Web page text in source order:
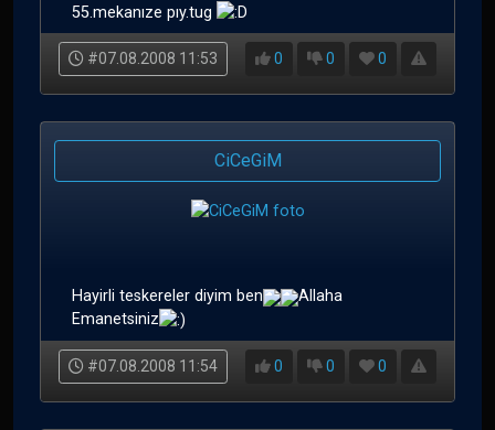
55.mekanıze pıy.tug
#07.08.2008 11:53 0 0 0
CiCeGiM
Hayirli teskereler diyim ben
Allaha
Emanetsiniz
#07.08.2008 11:54 0 0 0